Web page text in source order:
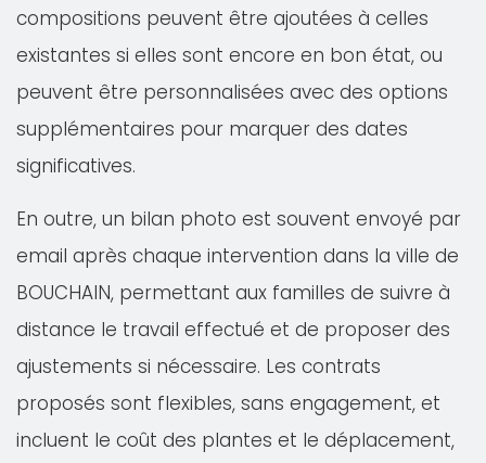
compositions peuvent être ajoutées à celles
existantes si elles sont encore en bon état, ou
peuvent être personnalisées avec des options
supplémentaires pour marquer des dates
significatives.
En outre, un bilan photo est souvent envoyé par
email après chaque intervention dans la ville de
BOUCHAIN, permettant aux familles de suivre à
distance le travail effectué et de proposer des
ajustements si nécessaire. Les contrats
proposés sont flexibles, sans engagement, et
incluent le coût des plantes et le déplacement,